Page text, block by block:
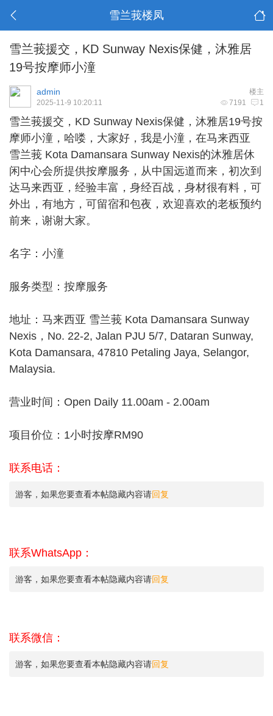
雪兰莪楼凤
雪兰莪援交，KD Sunway Nexis保健，沐雅居
19号按摩师小潼
楼主
admin
7191 1
2025-11-9 10:20:11
雪兰莪援交 ，KD Sunway Nexis保健，沐雅居19号按
摩师小潼，哈喽，大家好，我是小潼，在马来西亚
雪兰莪 Kota Damansara Sunway Nexis的沐雅居休
闲中心会所提供按摩服务，从中国远道而来，初次到
达马来西亚，经验丰富，身经百战，身材很有料，可
外出，有地方，可留宿和包夜，欢迎喜欢的老板预约
前来，谢谢大家。
名字：小潼
服务类型：按摩服务
地址：马来西亚 雪兰莪 Kota Damansara Sunway
Nexis，No. 22-2, Jalan PJU 5/7, Dataran Sunway,
Kota Damansara, 47810 Petaling Jaya, Selangor,
Malaysia.
营业时间：Open Daily 11.00am - 2.00am
项目价位：1小时按摩RM90
联系电话：
游客，如果您要查看本帖隐藏内容请回复
联系WhatsApp：
游客，如果您要查看本帖隐藏内容请回复
联系微信：
游客，如果您要查看本帖隐藏内容请回复